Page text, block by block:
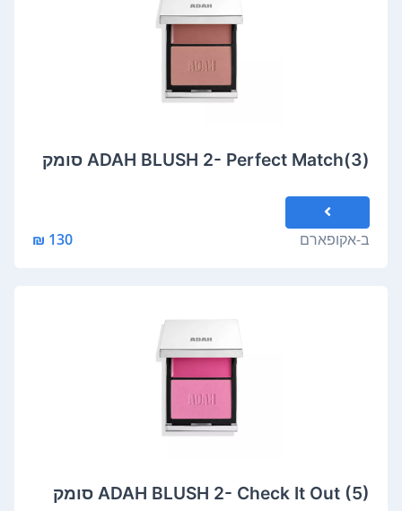
ADAH BLUSH 2- Perfect Match(3) סומק
ב-אקופארם 130 ₪
ADAH BLUSH 2- Check It Out (5) סומק